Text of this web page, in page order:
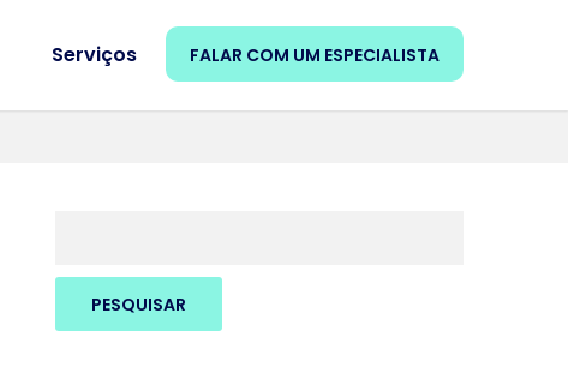
Serviços FALAR COM UM ESPECIALISTA
PESQUISAR